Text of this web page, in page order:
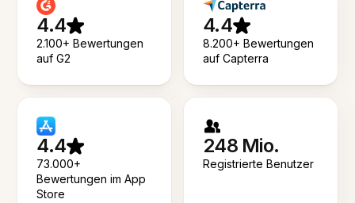
4.4
2.100+ Bewertungen
auf G2
4.4
8.200+ Bewertungen
auf Capterra
4.4
73.000+
Bewertungen im App
Store
248 Mio.
Registrierte Benutzer